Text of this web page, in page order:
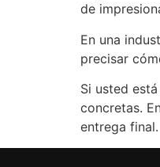
de
En una
precisar
Si usted
concretas.
entrega final.